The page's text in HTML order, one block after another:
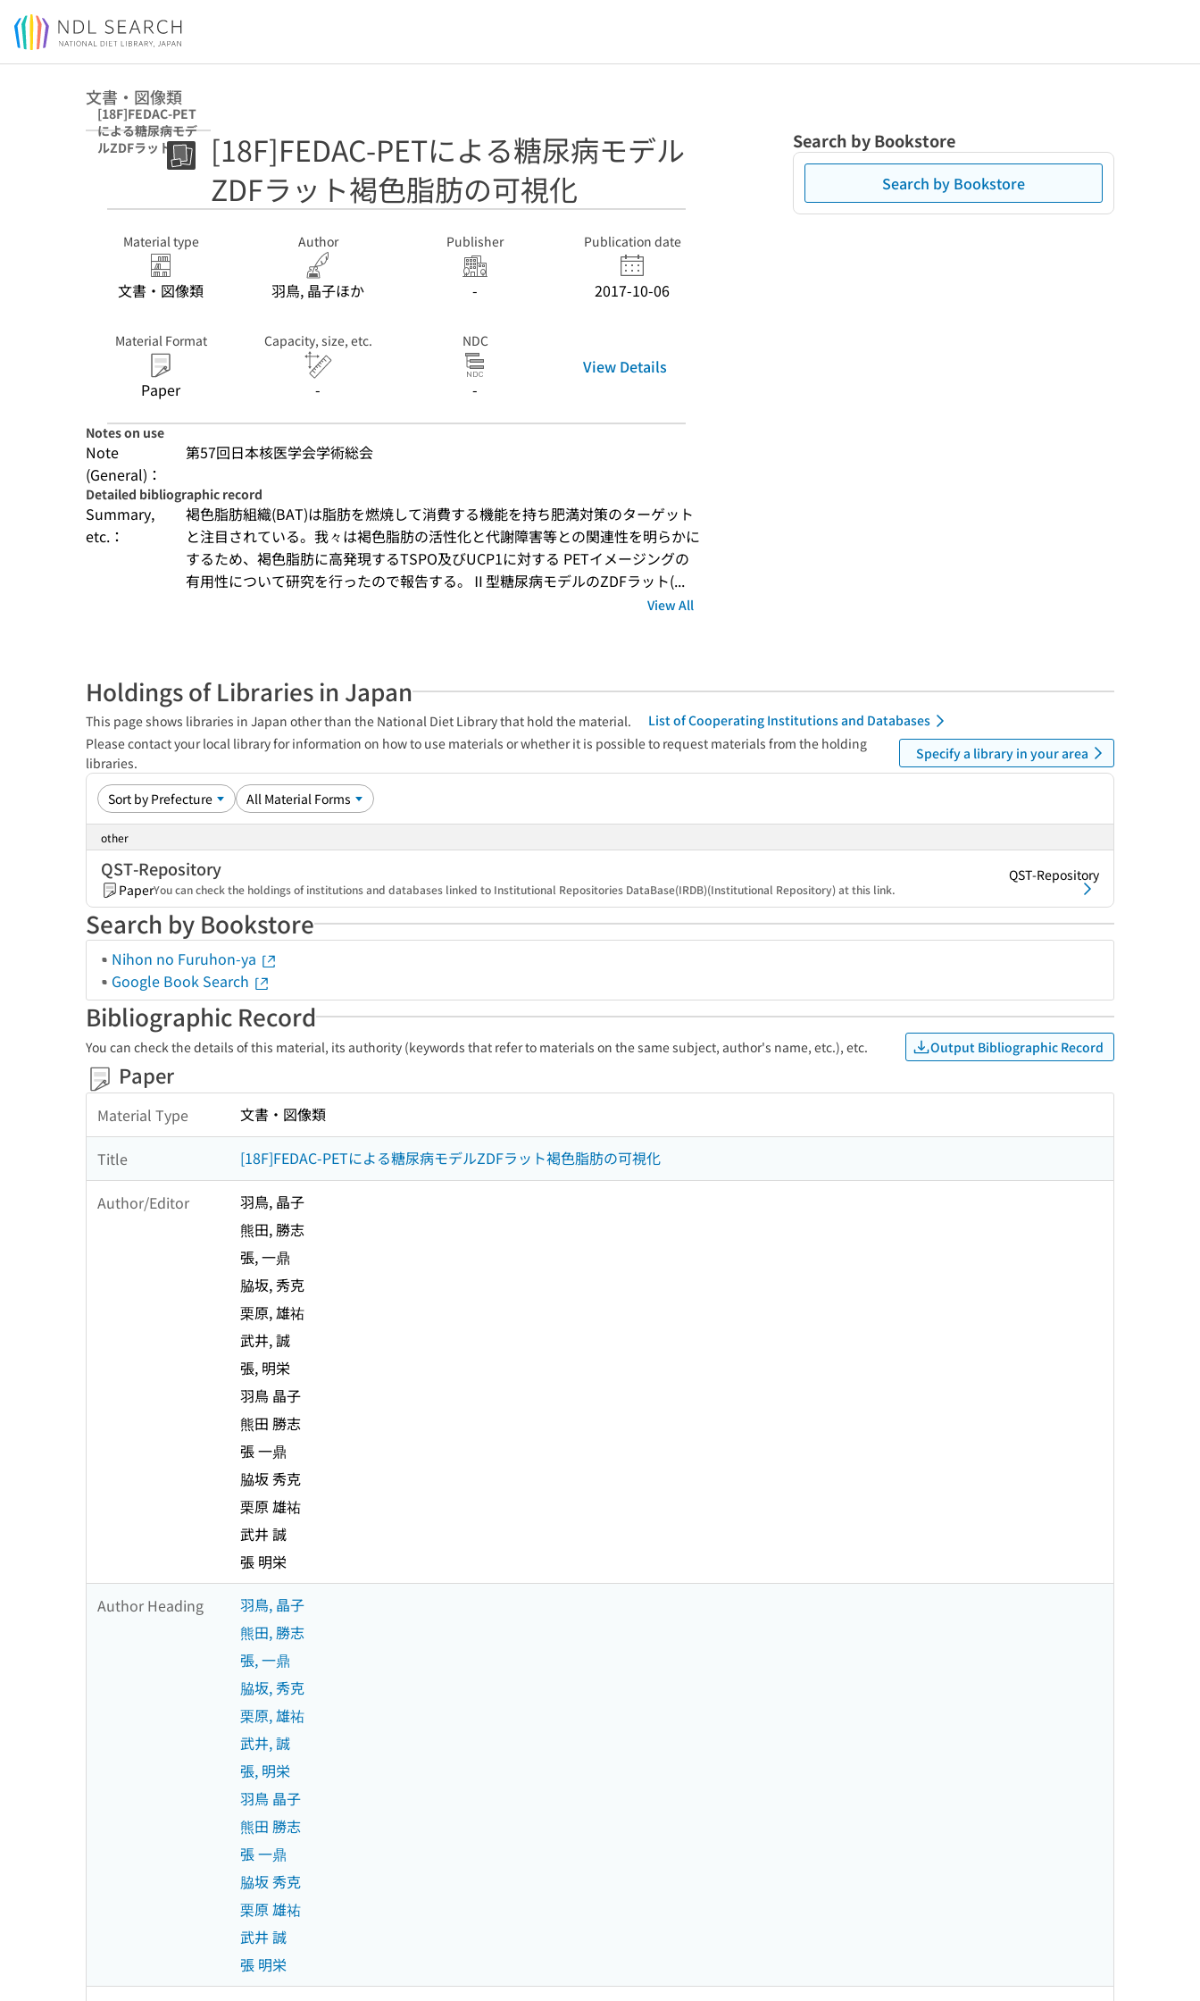
Jump to main content
文書・図像類
[18F]FEDAC-PET
による糖尿病モデ
ルZDFラット褐色
脂肪の可視化
[18F]FEDAC-PETによる糖尿病モデル
ZDFラット褐色脂肪の可視化
Material type
文書・図像類
Author
羽鳥, 晶子ほか
Publisher
-
Publication date
2017-10-06
Material Format
Paper
Capacity, size, etc.
-
NDC
-
View Details
Notes on use
Note
(General)：
第57回日本核医学会学術総会
Detailed bibliographic record
Summary,
etc.：
褐色脂肪組織(BAT)は脂肪を燃焼して消費する機能を持ち肥満対策のターゲット
と注目されている。我々は褐色脂肪の活性化と代謝障害等との関連性を明らかに
するため、褐色脂肪に高発現するTSPO及びUCP1に対する PETイメージングの
有用性について研究を行ったので報告する。Ⅱ型糖尿病モデルのZDFラット(...
View All
Search by Bookstore
Search by Bookstore
Holdings of Libraries in Japan
This page shows libraries in Japan other than the National Diet Library that hold the material.
List of Cooperating Institutions and Databases
Please contact your local library for information on how to use materials or whether it is possible to request materials from the holding
libraries.
Specify a library in your area
other
QST-Repository
PaperYou can check the holdings of institutions and databases linked to Institutional Repositories DataBase(IRDB)(Institutional Repository) at this link.
QST-Repository
Search by Bookstore
Nihon no Furuhon-ya
Google Book Search
Bibliographic Record
You can check the details of this material, its authority (keywords that refer to materials on the same subject, author's name, etc.), etc. Output Bibliographic Record
Paper
Material Type 文書・図像類
Title [18F]FEDAC-PETによる糖尿病モデルZDFラット褐色脂肪の可視化
Author/Editor
羽鳥, 晶子
熊田, 勝志
張, 一鼎
脇坂, 秀克
栗原, 雄祐
武井, 誠
張, 明栄
羽鳥 晶子
熊田 勝志
張 一鼎
脇坂 秀克
栗原 雄祐
武井 誠
張 明栄
Author Heading
羽鳥, 晶子
熊田, 勝志
張, 一鼎
脇坂, 秀克
栗原, 雄祐
武井, 誠
張, 明栄
羽鳥 晶子
熊田 勝志
張 一鼎
脇坂 秀克
栗原 雄祐
武井 誠
張 明栄